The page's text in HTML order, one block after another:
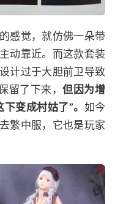
感觉，就仿佛一朵带
动靠近。而这款套装
计过于大胆前卫导致
留了下来，但因为增
变成村姑了”。 如今
繁中服，它也是玩家